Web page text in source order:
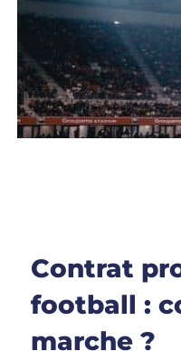
Contrat
football :
marche ?